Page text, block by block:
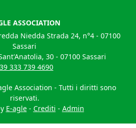
ASSOCIATION
Niedda Strada 24, n°4 - 07100
Sassari
30 - 07100 Sassari
333 739 4690
Association - Tutti i diritti sono
riservati.
E-agle- Crediti - Admin